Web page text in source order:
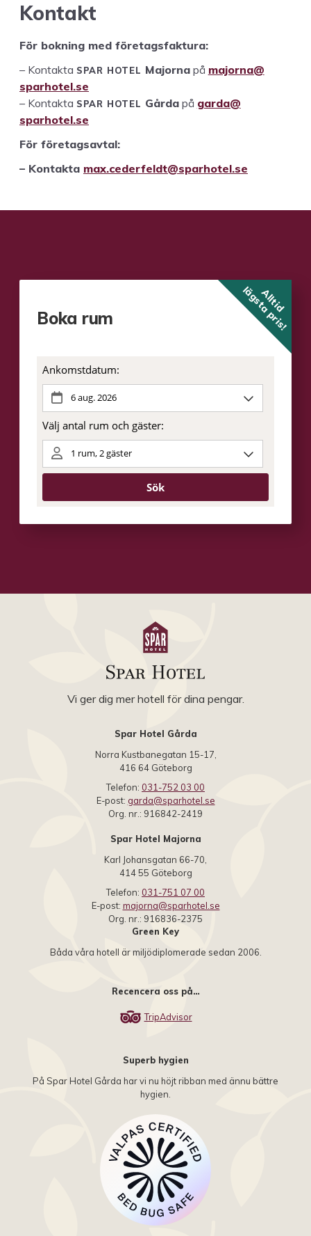
Kon­takt
För bokn­ing med företagsfaktura:
– Kon­tak­ta SPAR HOTEL Major­napå majorna@​
sparhotel.​se
– Kon­tak­ta SPAR HOTEL Går­dapå garda@​
sparhotel.​se
För före­tagsav­tal:
– Kon­tak­ta max.​cederfeldt@​sparhotel.​se
Boka rum
Alltid
lägsta pris!
Vi ger dig mer hotell för dina pengar.
Spar Hotel Gårda
Norra Kustbanegatan 15-17,
416 64 Göteborg
Telefon: 031-752 03 00
E-post: garda@sparhotel.se
Org. nr.: 916842-2419
Spar Hotel Majorna
Karl Johansgatan 66-70,
414 55 Göteborg
Telefon: 031-751 07 00
E-post: majorna@sparhotel.se
Org. nr.: 916836-2375
Green Key
Båda våra hotell är miljödiplomerade sedan 2006.
Recencera oss på…
TripAdvisor
Superb hygien
På Spar Hotel Gårda har vi nu höjt ribban med ännu bättre
hygien.